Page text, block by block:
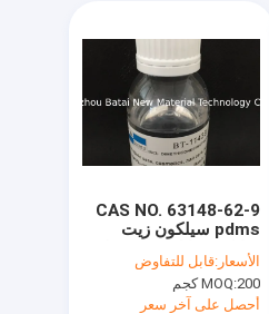
CAS NO. 63148-62-9
pdms سيلكون زيت
سائل / سائل درجة حرارة
عالية
الأسعار:قابل للتفاوض
MOQ:200 كجم
أحصل على آخر سعر